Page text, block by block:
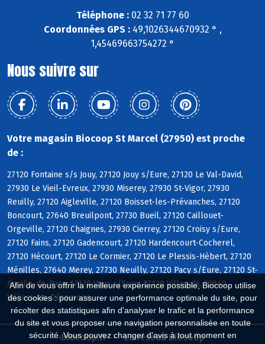
Afin de vous offrir la meilleure expérience possible, Biocoop utilise
des cookies : pour assurer une performance optimale du site, pour
récolter des statistiques afin d'analyser le trafic et la performance
du site et vous proposer une navigation personnalisée en toute
sécurité. Vous pouvez changer d'avis à tout moment en
Téléphone :02 32 71 77 60
Coordonnées GPS :49,1026344670932 ° ,
1,45469663754272 °
Nous suivre sur
Votre magasin Biocoop St Marcel (27950) est proche
de :
27120 Fontaine s/s Jouy, 27120 Jouy s/Eure, 27120 Le Val-David,
27930 Le Vieil-Evreux, 27930 Miserey, 27930 St-Vigor, 27930
Reuilly, 27120 Aigleville, 27120 Boisset-les-Prévanches, 27120
Boncourt, 27640 Breuilpont, 27730 Bueil, 27120 Caillouet-
Orgeville, 27120 Chaignes, 27930 Cierrey, 27120 Croisy s/Eure,
27120 Fains, 27120 Gadencourt, 27120 Hardencourt-Cocherel,
27120 Hécourt, 27120 Le Cormier, 27120 Le Plessis-Hébert, 27120
Ménilles, 27640 Merey, 27730 Neuilly, 27120 Pacy s/Eure, 27120 St-
Aquilin-de-Pacy, 27120 Vaux s/Eure, 27120 Villegats, 27640
Villiers-en-Désoeuvre
Biocoop.fr Le réseau Biocoop